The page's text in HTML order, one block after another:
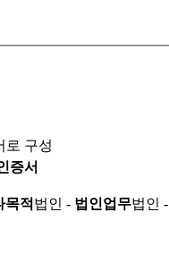
로 구성
증서
목적 법인 - 법인업무법인 -